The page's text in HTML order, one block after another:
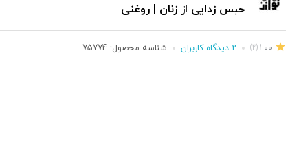
حبس زدایی از زنان | روغنی
1.00
(2) 2 دیدگاه کاربران شناسه محصول: 75774